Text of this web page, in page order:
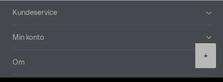
+
Bunntekst
Kundeservice
Min konto
Om